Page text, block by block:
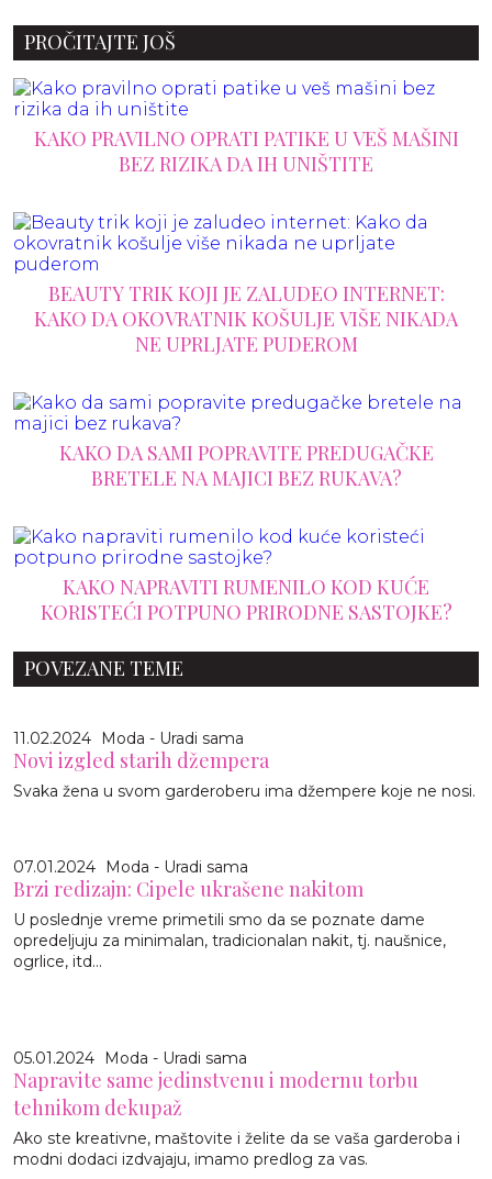
PROČITAJTE JOŠ
KAKO PRAVILNO OPRATI PATIKE U VEŠ MAŠINI
BEZ RIZIKA DA IH UNIŠTITE
BEAUTY TRIK KOJI JE ZALUDEO INTERNET:
KAKO DA OKOVRATNIK KOŠULJE VIŠE NIKADA
NE UPRLJATE PUDEROM
KAKO DA SAMI POPRAVITE PREDUGAČKE
BRETELE NA MAJICI BEZ RUKAVA?
KAKO NAPRAVITI RUMENILO KOD KUĆE
KORISTEĆI POTPUNO PRIRODNE SASTOJKE?
POVEZANE TEME
11.02.2024 Moda - Uradi sama
Novi izgled starih džempera
Svaka žena u svom garderoberu ima džempere koje ne nosi.
07.01.2024 Moda - Uradi sama
Brzi redizajn: Cipele ukrašene nakitom
U poslednje vreme primetili smo da se poznate dame
opredeljuju za minimalan, tradicionalan nakit, tj. naušnice,
ogrlice, itd...
05.01.2024 Moda - Uradi sama
Napravite same jedinstvenu i modernu torbu
tehnikom dekupaž
Ako ste kreativne, maštovite i želite da se vaša garderoba i
modni dodaci izdvajaju, imamo predlog za vas.